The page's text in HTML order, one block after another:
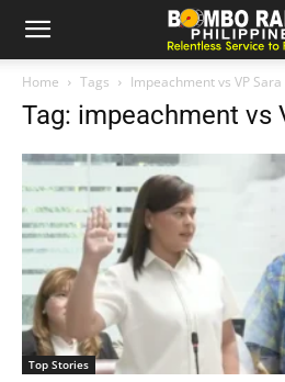
Home Tags Impeachment vs VP Sara
Tag: impeachment vs
Top Stories